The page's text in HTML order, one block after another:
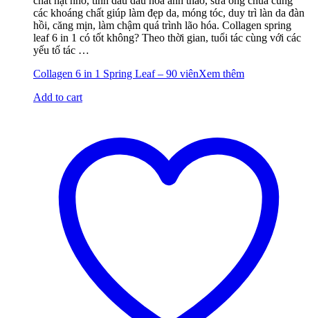
các khoáng chất giúp làm đẹp da, móng tóc, duy trì làn da đàn
hồi, căng mịn, làm chậm quá trình lão hóa. Collagen spring
leaf 6 in 1 có tốt không? Theo thời gian, tuổi tác cùng với các
yếu tố tác …
Collagen 6 in 1 Spring Leaf – 90 viênXem thêm
Add to cart